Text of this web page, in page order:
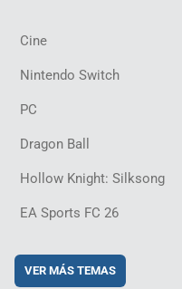
Cine
Nintendo Switch
PC
Dragon Ball
Hollow Knight: Silksong
EA Sports FC 26
VER MÁS TEMAS